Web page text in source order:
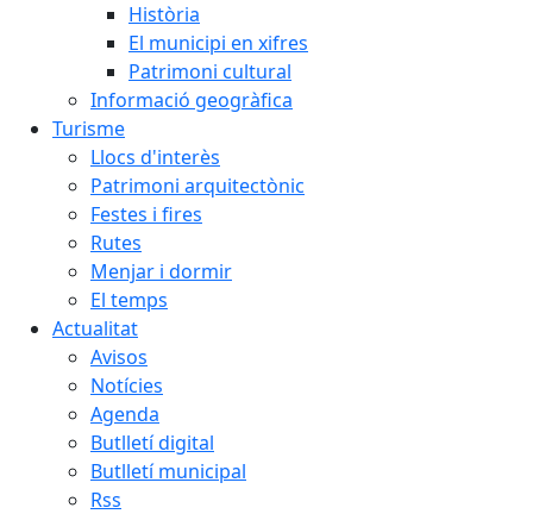
Història
El municipi en xifres
Patrimoni cultural
Informació geogràfica
Turisme
Llocs d'interès
Patrimoni arquitectònic
Festes i fires
Rutes
Menjar i dormir
El temps
Actualitat
Avisos
Notícies
Agenda
Butlletí digital
Butlletí municipal
Rss